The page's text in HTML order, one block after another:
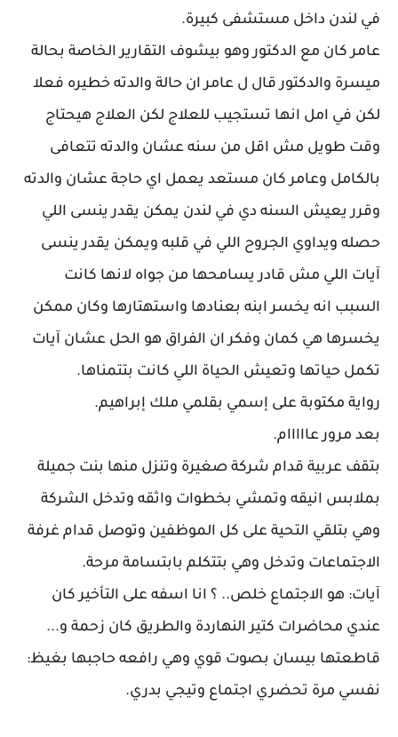
في لندن داخل مستشفى كبيرة.
عامر كان مع الدكتور وهو بيشوف التقارير الخاصة بحالة
ميسرة والدكتور قال ل عامر ان حالة والدته خطيره فعلا
لكن في امل انها تستجيب للعلاج لكن العلاج هيحتاج
وقت طويل مش اقل من سنه عشان والدته تتعافى
بالكامل وعامر كان مستعد يعمل اي حاجة عشان والدته
وقرر يعيش السنه دي في لندن يمكن يقدر ينسى اللي
حصله ويداوي الجروح اللي في قلبه ويمكن يقدر ينسى
آيات اللي مش قادر يسامحها من جواه لانها كانت
السبب انه يخسر ابنه بعنادها واستهتارها وكان ممكن
يخسرها هي كمان وفكر ان الفراق هو الحل عشان آيات
تكمل حياتها وتعيش الحياة اللي كانت بتتمناها.
رواية مكتوبة على إسمي بقلمي ملك إبراهيم.
بعد مرور عااااام.
بتقف عربية قدام شركة صغيرة وتنزل منها بنت جميلة
بملابس انيقه وتمشي بخطوات واثقه وتدخل الشركة
وهي بتلقي التحية على كل الموظفين وتوصل قدام غرفة
الاجتماعات وتدخل وهي بتتكلم بابتسامة مرحة.
آيات: هو الاجتماع خلص.. ؟ انا اسفه على التأخير كان
عندي محاضرات كتير النهاردة والطريق كان زحمة و...
قاطعتها بيسان بصوت قوي وهي رافعه حاجبها بغيظ:
نفسي مرة تحضري اجتماع وتيجي بدري.